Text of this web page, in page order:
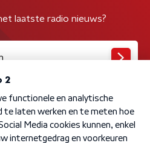
laatste radio nieuws?